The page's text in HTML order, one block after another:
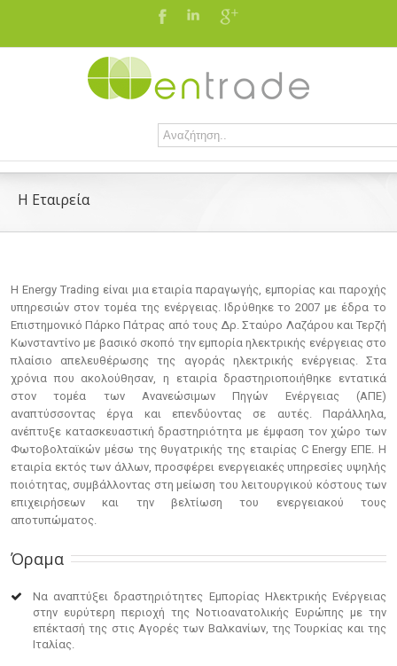
Η Εταιρεία
H Energy Trading είναι μια εταιρία παραγωγής, εμπορίας και παροχής
υπηρεσιών στον τομέα της ενέργειας. Ιδρύθηκε το 2007 με έδρα το
Επιστημονικό Πάρκο Πάτρας από τους Δρ. Σταύρο Λαζάρου και Τερζή
Κωνσταντίνο με βασικό σκοπό την εμπορία ηλεκτρικής ενέργειας στο
πλαίσιο απελευθέρωσης της αγοράς ηλεκτρικής ενέργειας. Στα
χρόνια που ακολούθησαν, η εταιρία δραστηριοποιήθηκε εντατικά
στον τομέα των Ανανεώσιμων Πηγών Ενέργειας (ΑΠΕ)
αναπτύσσοντας έργα και επενδύοντας σε αυτές. Παράλληλα,
ανέπτυξε κατασκευαστική δραστηριότητα με έμφαση τον χώρο των
Φωτοβολταϊκών μέσω της θυγατρικής της εταιρίας C Energy ΕΠΕ. Η
εταιρία εκτός των άλλων, προσφέρει ενεργειακές υπηρεσίες υψηλής
ποιότητας, συμβάλλοντας στη μείωση του λειτουργικού κόστους των
επιχειρήσεων και την βελτίωση του ενεργειακού τους
αποτυπώματος.
Όραμα
Να αναπτύξει δραστηριότητες Εμπορίας Ηλεκτρικής Ενέργειας
στην ευρύτερη περιοχή της Νοτιοανατολικής Ευρώπης με την
επέκτασή της στις Αγορές των Βαλκανίων, της Τουρκίας και της
Ιταλίας.